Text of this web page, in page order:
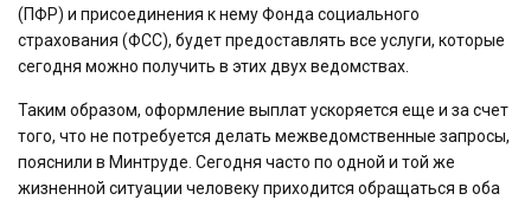
(ПФР) и присоединения к нему Фонда социального
страхования (ФСС), будет предоставлять все услуги, которые
сегодня можно получить в этих двух ведомствах.
Таким образом, оформление выплат ускоряется еще и за счет
того, что не потребуется делать межведомственные запросы,
пояснили в Минтруде. Сегодня часто по одной и той же
жизненной ситуации человеку приходится обращаться в оба